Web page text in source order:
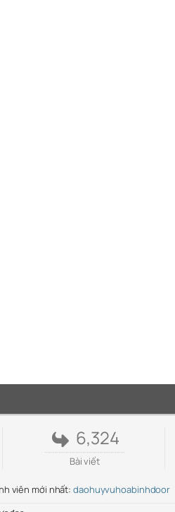
6,324
Bài viết
viên mới nhất:daohuyvuhoabinhdoor